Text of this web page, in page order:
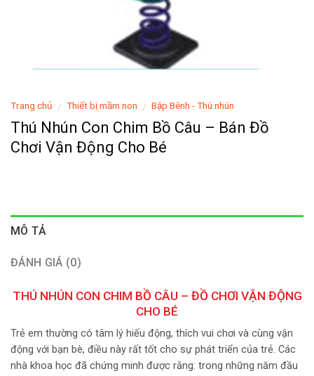
Trang chủ / Thiết bị mầm non / Bập Bênh - Thú nhún
Thú Nhún Con Chim Bồ Câu – Bán Đồ
Chơi Vận Động Cho Bé
MÔ TẢ
ĐÁNH GIÁ (0)
THÚ NHÚN CON CHIM BỒ CÂU – ĐỒ CHƠI VẬN ĐỘNG
CHO BÉ
Trẻ em thường có tâm lý hiếu động, thích vui chơi và cùng vận
động với bạn bè, điều này rất tốt cho sự phát triển của trẻ. Các
nhà khoa học đã chứng minh được rằng: trong những năm đầu